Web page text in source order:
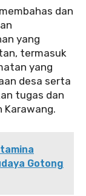
dan
yang
termasuk
yang
desa serta
tugas dan
Karawang.
Gotong